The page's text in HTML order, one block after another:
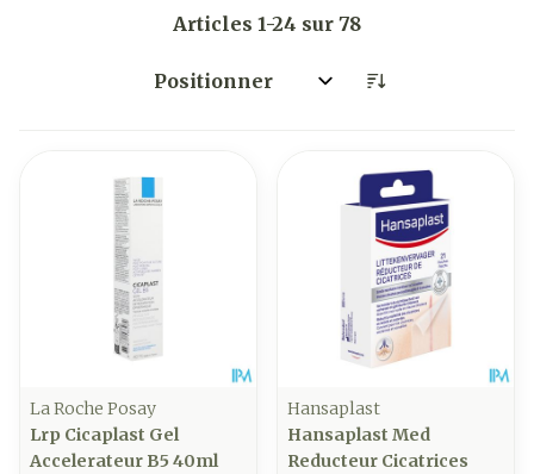
Articles 1-24 sur 78
Trier par:
La Roche Posay
Lrp Cicaplast Gel
Accelerateur B5 40ml
Hansaplast
Hansaplast Med
Reducteur Cicatrices